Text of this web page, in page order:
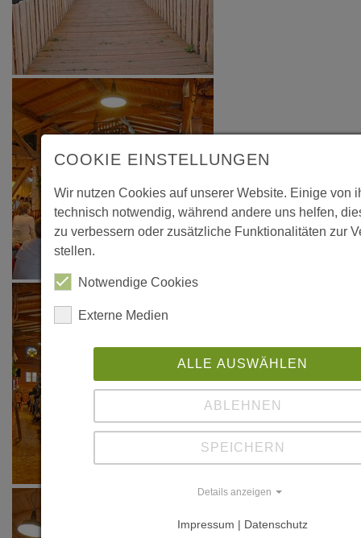
COOKIE EINSTELLUNGEN
Wir nutzen Cookies auf unserer Website. Einige von
technisch notwendig, während andere uns helfen,
zu verbessern oder zusätzliche Funktionalitäten zur
stellen.
Notwendige Cookies
Externe Medien
ALLE AUSWÄHLEN
ABLEHNEN
SPEICHERN
Details anzeigen
Impressum | Datenschutz